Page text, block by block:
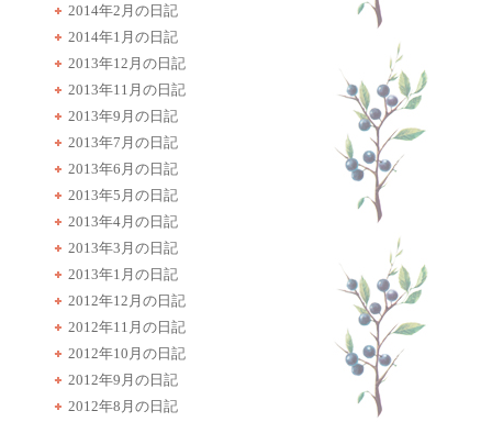
2014年2月の日記
2014年1月の日記
2013年12月の日記
2013年11月の日記
2013年9月の日記
2013年7月の日記
2013年6月の日記
2013年5月の日記
2013年4月の日記
2013年3月の日記
2013年1月の日記
2012年12月の日記
2012年11月の日記
2012年10月の日記
2012年9月の日記
2012年8月の日記